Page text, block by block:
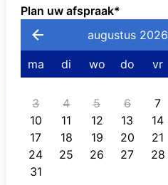
Plan uw afspraak*
augustus 2026
ma di wo do vr
3
4 5 6 7
10
11 12 13 14
17
18 19 20 21
24
25 26 27 28
31